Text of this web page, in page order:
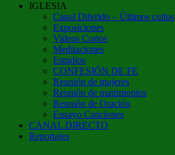
IGLESIA
Canal Diferido – Últimos cultos
Exposiciones
Videos Cortos
Meditaciones
Estudios
CONFESIÓN DE FE
Reunión de mujeres
Reunión de matrimonios
Reunión de Oración
Ensayo Canciones
CANAL DIRECTO
Reportajes